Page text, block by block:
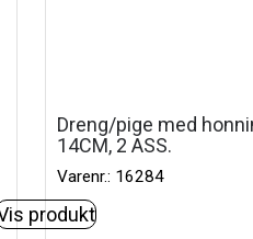
Dreng/pige med
14CM, 2 ASS.
Varenr.: 16284
produkt